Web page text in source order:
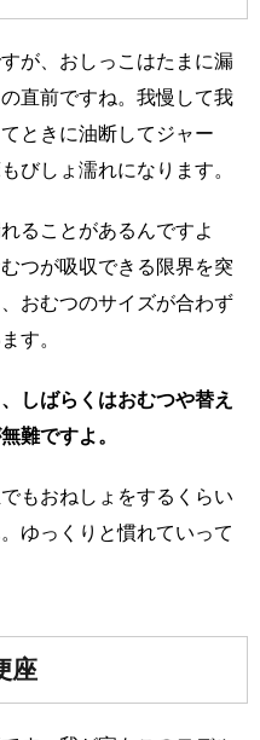
が、おしっこはたまに漏
直前ですね。我慢して我
ときに油断してジャー
びしょ濡れになります。
ることがあるんですよ
つが吸収できる限界を突
おむつのサイズが合わず
す。
しばらくはおむつや替え
難ですよ。
もおねしょをするくらい
ゆっくりと慣れていって
座